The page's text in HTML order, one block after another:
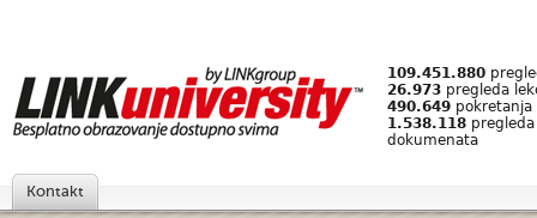
109.451.880
26.973 pregleda
490.649 pokretanja
1.538.118
dokumenata
Kontakt